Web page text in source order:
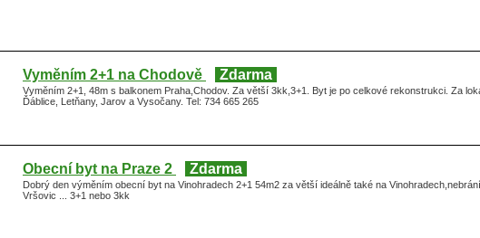
Vyměním 2+1 na Chodově Zdarma
Vyměním 2+1, 48m s balkonem Praha,Chodov. Za větší 3kk,3+1. Byt je po celkové rekonstrukci. Za
Ďáblice, Letňany, Jarov a Vysočany. Tel: 734 665 265
Obecní byt na Praze 2 Zdarma
Dobrý den výměním obecní byt na Vinohradech 2+1 54m2 za větší ideálně také na
Vršovic ... 3+1 nebo 3kk